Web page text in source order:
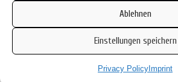
Ablehnen
Einstellungen speichern
Privacy Policy Imprint
Copyright © 2026